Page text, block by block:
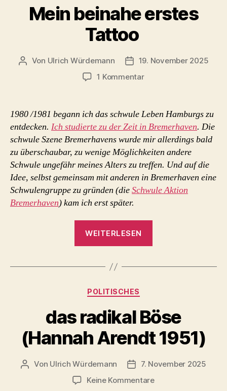
2025“
Mein beinahe erstes
Tattoo
Beitragsautor
Von Ulrich Würdemann Beitragsdatum
19. November 2025
1 Kommentarzu
erstes
1980 /1981 begann ich das schwule Leben Hamburgs zu
entdecken. Ich studierte zu der Zeit in Bremerhaven. Die
schwule Szene Bremerhavens wurde mir allerdings bald
zu überschaubar, zu wenige Möglichkeiten andere
Schwule ungefähr meines Alters zu treffen. Und auf die
Idee, selbst gemeinsam mit anderen in Bremerhaven eine
Schwulengruppe zu gründen (dieSchwule Aktion
Bremerhaven) kam ich erst später.
WEITERLESEN
Tattoo „
Kategorien
POLITISCHES
das radikal Böse
(Hannah Arendt 1951)
Beitragsautor
Von Ulrich Würdemann Beitragsdatum
7. November 2025
Keine Kommentarezu